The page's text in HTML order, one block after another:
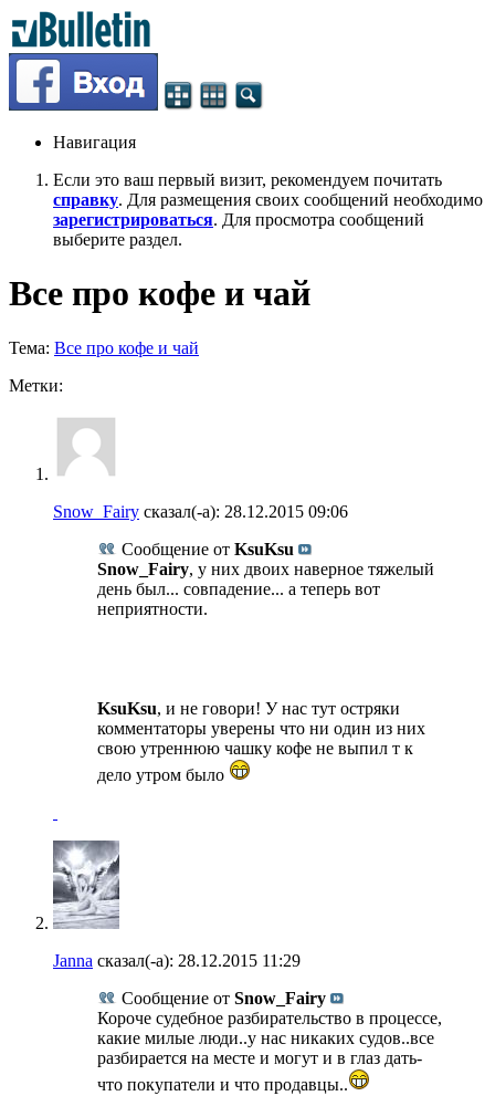
Навигация
Если это ваш первый визит, рекомендуем почитать
справку. Для размещения своих сообщений необходимо
зарегистрироваться. Для просмотра сообщений
выберите раздел.
Все про кофе и чай
Тема: Все про кофе и чай
Метки:
Snow_Fairy сказал(-а): 28.12.2015 09:06
Сообщение от KsuKsu
Snow_Fairy, у них двоих наверное тяжелый
день был... совпадение... а теперь вот
неприятности.
KsuKsu, и не говори! У нас тут остряки
комментаторы уверены что ни один из них
свою утреннюю чашку кофе не выпил т к
дело утром было
Janna сказал(-а): 28.12.2015 11:29
Сообщение от Snow_Fairy
Короче судебное разбирательство в процессе,
какие милые люди..у нас никаких судов..все
разбирается на месте и могут и в глаз дать-
что покупатели и что продавцы..